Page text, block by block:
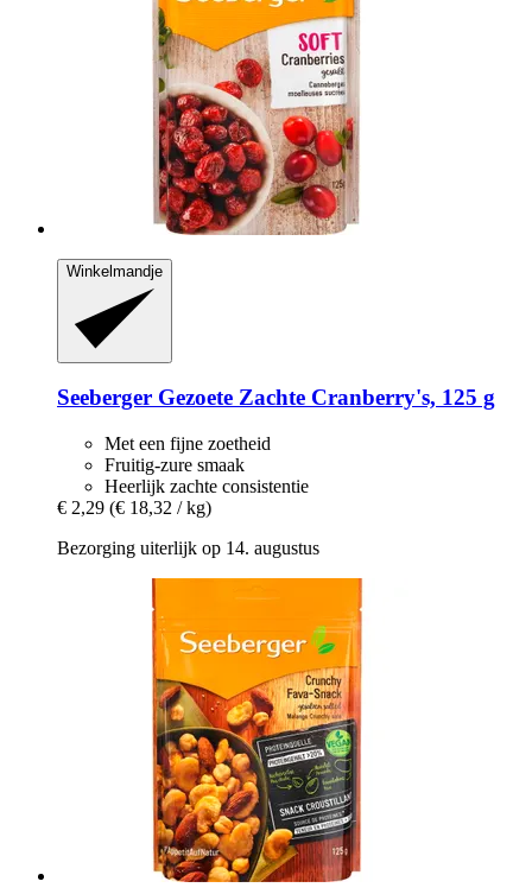
Winkelmandje
Seeberger Gezoete Zachte Cranberry's, 125 g
Met een fijne zoetheid
Fruitig-zure smaak
Heerlijk zachte consistentie
€ 2,29 (€ 18,32 / kg)
Bezorging uiterlijk op 14. augustus